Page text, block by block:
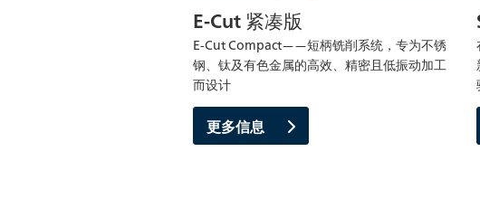
E-Cut 紧凑版
E-Cut Compact——短柄铣削系统，专为不锈
钢、钛及有色金属的高效、精密且低振动加工
而设计
更多信息